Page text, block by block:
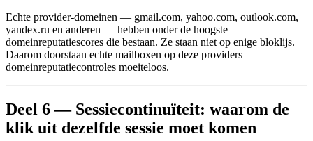
Echte provider-domeinen — gmail.com, yahoo.com, outlook.com,
yandex.ru en anderen — hebben onder de hoogste
domeinreputatiescores die bestaan. Ze staan niet op enige bloklijs.
Daarom doorstaan echte mailboxen op deze providers
domeinreputatiecontroles moeiteloos.
Deel 6 — Sessiecontinuïteit: waarom de
klik uit dezelfde sessie moet komen